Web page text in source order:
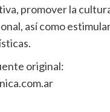
promover la
así como
original: